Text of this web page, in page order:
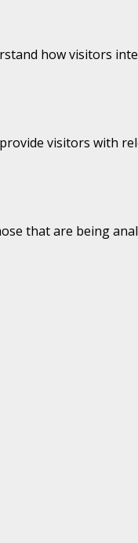
how visitors
visitors with
that are being